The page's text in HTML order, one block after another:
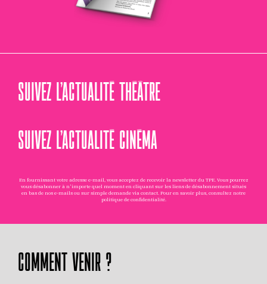
SUIVEZ L’ACTUALITÉ THÉÂTRE
SUIVEZ L’ACTUALITÉ CINÉMA
En fournissant votre adresse e-mail, vous acceptez de recevoir la newsletter du TPE. Vous pourrez
vous désabonner à n'importe quel moment en cliquant sur les liens de désabonnement situés
en bas de nos e-mails ou sur simple demande via contact. Pour en savoir plus, consultez notre
politique de confidentialité.
COMMENT VENIR ?